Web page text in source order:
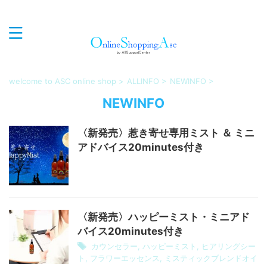
welcome to ASC online shop > ALLINFO > NEWINFO >
NEWINFO
〈新発売〉惹き寄せ専用ミスト ＆ ミニ
アドバイス20minutes付き
〈新発売〉ハッピーミスト・ミニアド
バイス20minutes付き
カウンセラー ハッピーミスト
ヒアリングシー
ト
フラワーエッセンス
ミスティックブレンドオイ